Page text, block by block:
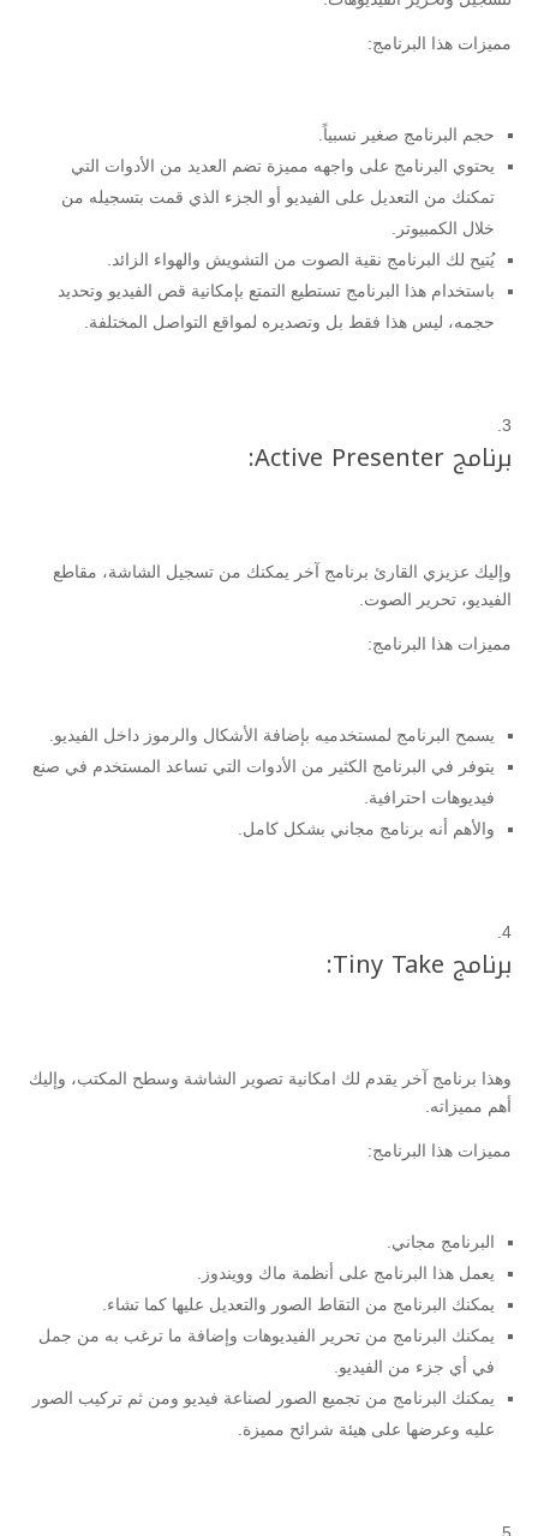
مميزات هذا البرنامج:
حجم البرنامج صغير نسبياً.
يحتوي البرنامج على واجهه مميزة تضم العديد من الأدوات التي
تمكنك من التعديل على الفيديو أو الجزء الذي قمت بتسجيله من
خلال الكمبيوتر.
يُتيح لك البرنامج نقية الصوت من التشويش والهواء الزائد.
باستخدام هذا البرنامج تستطيع التمتع بإمكانية قص الفيديو وتحديد
حجمه، ليس هذا فقط بل وتصديره لمواقع التواصل المختلفة.
برنامج Active Presenter:
وإليك عزيزي القارئ برنامج آخر يمكنك من تسجيل الشاشة، مقاطع
الفيديو، تحرير الصوت.
مميزات هذا البرنامج:
يسمح البرنامج لمستخدميه بإضافة الأشكال والرموز داخل الفيديو.
يتوفر في البرنامج الكثير من الأدوات التي تساعد المستخدم في صنع
فيديوهات احترافية.
والأهم أنه برنامج مجاني بشكل كامل.
برنامج Tiny Take:
وهذا برنامج آخر يقدم لك امكانية تصوير الشاشة وسطح المكتب، وإليك
أهم مميزاته.
مميزات هذا البرنامج:
البرنامج مجاني.
يعمل هذا البرنامج على أنظمة ماك وويندوز.
يمكنك البرنامج من التقاط الصور والتعديل عليها كما تشاء.
يمكنك البرنامج من تحرير الفيديوهات وإضافة ما ترغب به من جمل
في أي جزء من الفيديو.
يمكنك البرنامج من تجميع الصور لصناعة فيديو ومن ثم تركيب الصور
عليه وعرضها على هيئة شرائح مميزة.